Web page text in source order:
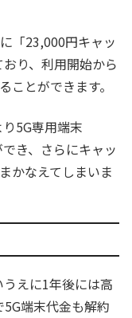
「23,000円キャッ
り、利用開始から
ことができます。
5G専用端末
き、さらにキャッ
かなえてしまいま
えに1年後には高
端末代金も解約